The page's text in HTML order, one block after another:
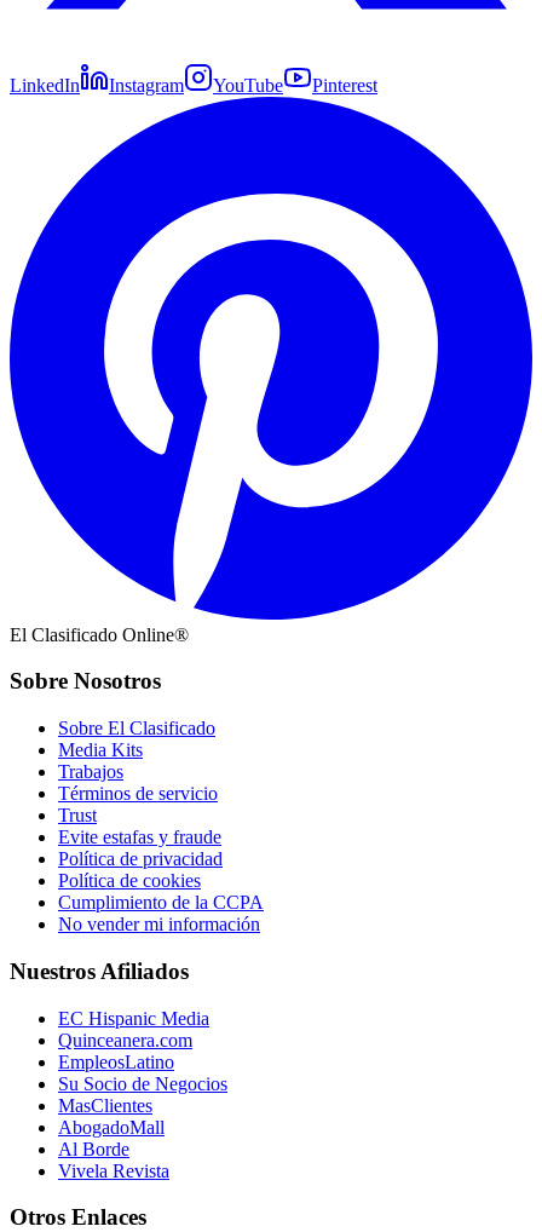
LinkedIn Instagram YouTube Pinterest
El Clasificado Online®
Sobre Nosotros
Sobre El Clasificado
Media Kits
Trabajos
Términos de servicio
Trust
Evite estafas y fraude
Política de privacidad
Política de cookies
Cumplimiento de la CCPA
No vender mi información
Nuestros Afiliados
EC Hispanic Media
Quinceanera.com
EmpleosLatino
Su Socio de Negocios
MasClientes
AbogadoMall
Al Borde
Vivela Revista
Otros Enlaces